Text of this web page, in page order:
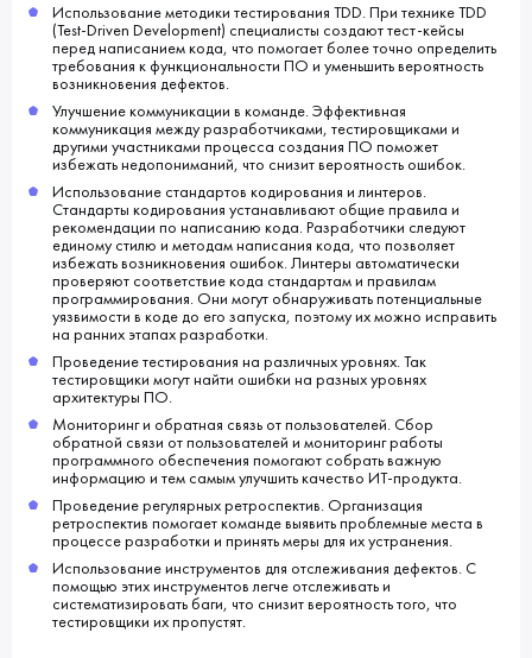
Использование методики тестирования TDD. При технике TDD
(Test-Driven Development) специалисты создают тест-кейсы
перед написанием кода, что помогает более точно определить
требования к функциональности ПО и уменьшить вероятность
возникновения дефектов.
Улучшение коммуникации в команде. Эффективная
коммуникация между разработчиками, тестировщиками и
другими участниками процесса создания ПО поможет
избежать недопониманий, что снизит вероятность ошибок.
Использование стандартов кодирования и линтеров.
Стандарты кодирования устанавливают общие правила и
рекомендации по написанию кода. Разработчики следуют
единому стилю и методам написания кода, что позволяет
избежать возникновения ошибок. Линтеры автоматически
проверяют соответствие кода стандартам и правилам
программирования. Они могут обнаруживать потенциальные
уязвимости в коде до его запуска, поэтому их можно исправить
на ранних этапах разработки.
Проведение тестирования на различных уровнях. Так
тестировщики могут найти ошибки на разных уровнях
архитектуры ПО.
Мониторинг и обратная связь от пользователей. Сбор
обратной связи от пользователей и мониторинг работы
программного обеспечения помогают собрать важную
информацию и тем самым улучшить качество ИТ-продукта.
Проведение регулярных ретроспектив. Организация
ретроспектив помогает команде выявить проблемные места в
процессе разработки и принять меры для их устранения.
Использование инструментов для отслеживания дефектов. С
помощью этих инструментов легче отслеживать и
систематизировать баги, что снизит вероятность того, что
тестировщики их пропустят.